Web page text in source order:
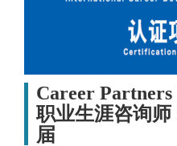
Career
职业生涯咨询师
届